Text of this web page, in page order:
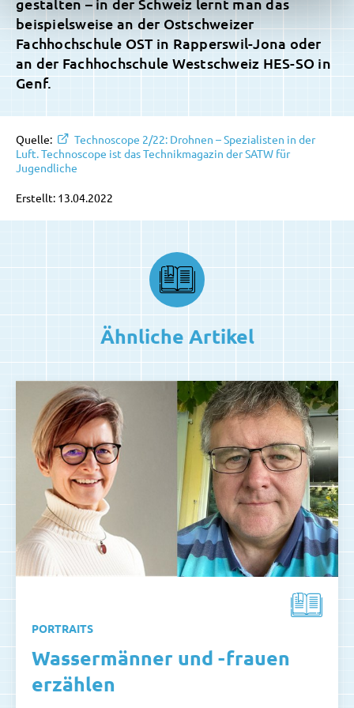
beispielsweise an der Ostschweizer
Fachhochschule OST in Rapperswil-Jona oder
an der Fachhochschule Westschweiz HES-SO in
Genf.
Quelle:
Technoscope 2/22: Drohnen – Spezialisten in der
Luft. Technoscope ist das Technikmagazin der SATW für
Jugendliche
Erstellt: 13.04.2022
Ähnliche Artikel
PORTRAITS
Wassermänner und -frauen
erzählen